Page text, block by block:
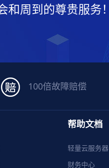
周到的尊贵服务！
100倍故障赔偿
帮助文档
轻量云服务器
财务中心